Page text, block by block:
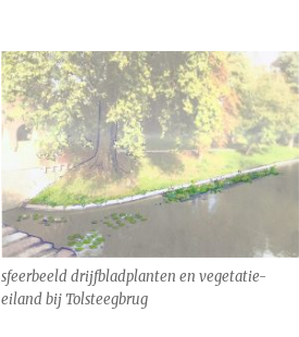
sfeerbeeld drijfbladplanten en vegetatie-
eiland bij Tolsteegbrug